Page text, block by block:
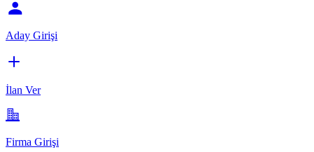
Aday Girişi
İlan Ver
Firma Girişi